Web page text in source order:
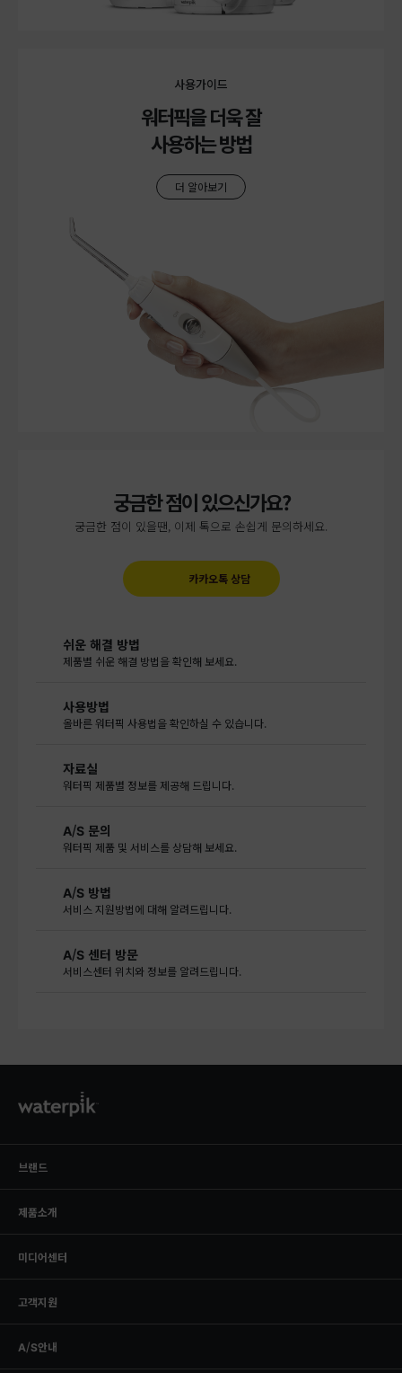
사용가이드
워터픽을 더욱 잘
사용하는 방법
더 알아보기
궁금한 점이 있으신가요?
궁금한 점이 있을땐, 이제 톡으로 손쉽게 문의하세요.
카카오톡 상담
쉬운 해결 방법
제품별 쉬운 해결 방법을 확인해 보세요.
사용방법
올바른 워터픽 사용법을 확인하실 수 있습니다.
자료실
워터픽 제품별 정보를 제공해 드립니다.
A/S 문의
워터픽 제품 및 서비스를 상담해 보세요.
A/S 방법
서비스 지원방법에 대해 알려드립니다.
A/S 센터 방문
서비스센터 위치와 정보를 알려드립니다.
브랜드
제품소개
미디어센터
고객지원
A/S안내